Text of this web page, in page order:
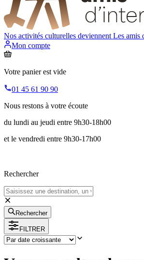
Nos activités culturelles deviennent Les amis
Mon compte
Votre panier est vide
01 45 61 90 90
Nous restons à votre écoute
du lundi au jeudi entre 9h30-18h00
et le vendredi entre 9h30-17h00
Rechercher
Rechercher
FILTRER